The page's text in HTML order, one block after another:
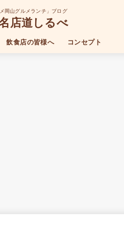
岡山グルメランチ」ブログ
店道しるべ
飲食店の皆様へ コンセプト